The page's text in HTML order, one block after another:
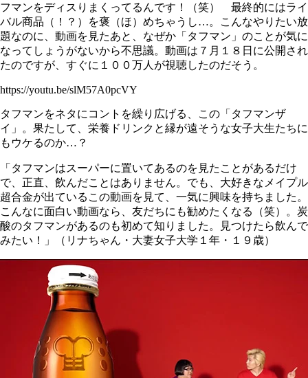
フマンをディスりまくってるんです！（笑） 最終的にはライ
バル商品（！？）を褒（ほ）めちゃうし…。こんなやりたい放
題なのに、動画を見たあと、なぜか「タフマン」のことが気に
なってしょうがないから不思議。動画は７月１８日に公開され
たのですが、すぐに１００万人が視聴したのだそう。
https://youtu.be/slM57A0pcVY
タフマンをネタにコントを繰り広げる、この「タフマンザ
イ」。果たして、栄養ドリンクと縁が遠そうな女子大生たちに
もウケるのか…？
「タフマンはスーパーに置いてあるのを見たことがあるだけ
で、正直、飲んだことはありません。でも、大好きなメイプル
超合金が出ているこの動画を見て、一気に興味を持ちました。
こんなに面白い動画なら、友だちにも勧めたくなる（笑）。炭
酸のタフマンがあるのも初めて知りました。見つけたら飲んで
みたい！」（リナちゃん・大妻女子大学１年・１９歳）